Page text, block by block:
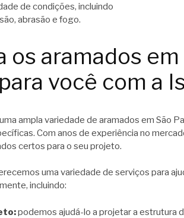
de condições, incluindo
abrasão e fogo.
os aramados
você com a
ampla variedade de aramados em São
Com anos de experiência no
certos para o seu projeto.
uma variedade de serviços para
incluindo:
podemos ajudá-lo a projetar a estrutura